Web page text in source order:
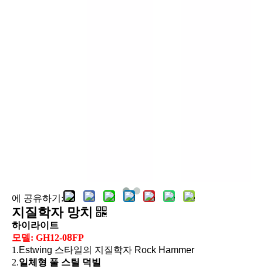
에 공유하기:
지질학자 망치
하이라이트
모델: GH12-08FP
1.Estwing 스타일의 지질학자 Rock Hammer
2.일체형 풀 스틸 덕빌